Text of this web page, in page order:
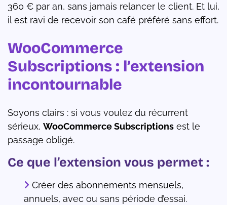
360 € par an, sans jamais relancer le client. Et lui,
il est ravi de recevoir son café préféré sans effort.
WooCommerce
Subscriptions : l’extension
incontournable
Soyons clairs : si vous voulez du récurrent
sérieux, WooCommerce Subscriptions est le
passage obligé.
Ce que l’extension vous permet :
Créer des abonnements mensuels,
annuels, avec ou sans période d’essai.